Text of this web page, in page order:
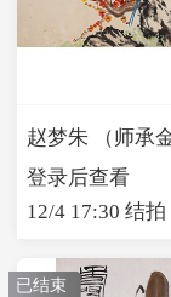
登录后查看
12/4 17:30 结拍
已结束